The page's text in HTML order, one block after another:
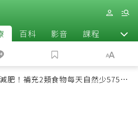
百科 影音 課程 退休
肥！補充2類食物每天自然少575大